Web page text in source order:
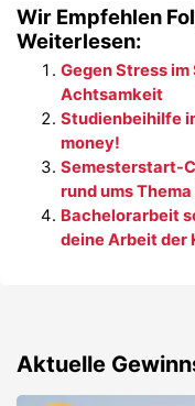
Wir Empfehlen
Weiterlesen:
Gegen Stress
Achtsamkeit
Studienbeihilfe
money!
Semesterstart-
rund ums
Bachelorarbeit
deine Arbeit der
Aktuelle